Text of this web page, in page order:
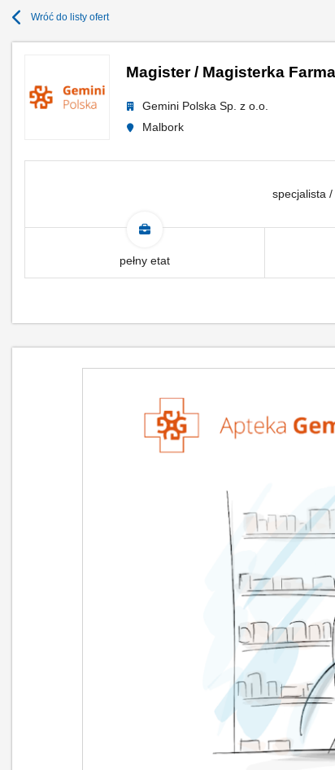
Wróć do listy ofert
Magister / Magisterka
Gemini Polska Sp. z o.o.
Malbork
specjalista
pełny etat